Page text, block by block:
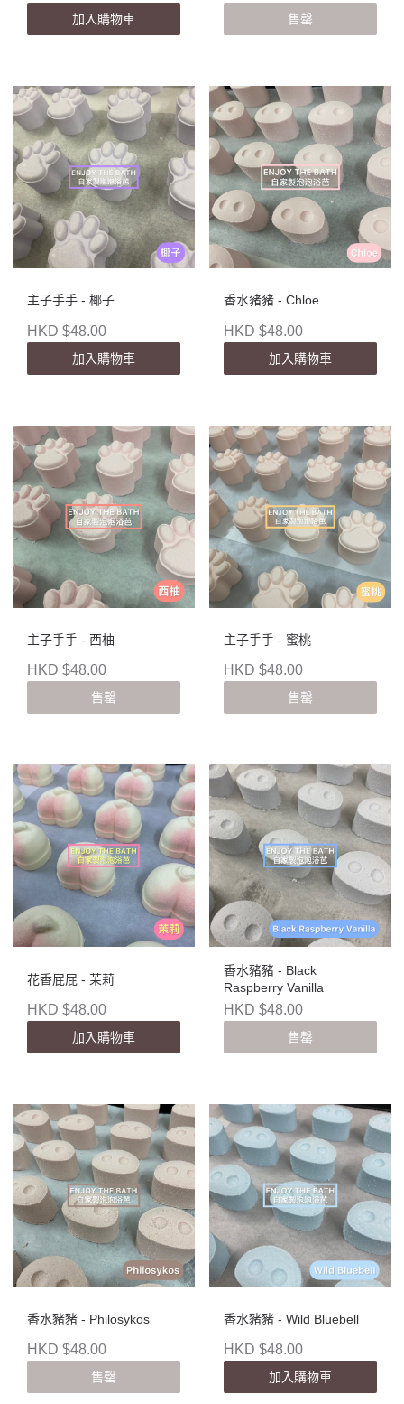
加入購物車 售罄
主子手手 - 椰子
HKD $48.00
加入購物車
香水豬豬 - Chloe
HKD $48.00
加入購物車
主子手手 - 西柚
HKD $48.00
售罄
主子手手 - 蜜桃
HKD $48.00
售罄
花香屁屁 - 茉莉
HKD $48.00
加入購物車
香水豬豬 - Black
Raspberry Vanilla
HKD $48.00
售罄
香水豬豬 - Philosykos
HKD $48.00
售罄
香水豬豬 - Wild Bluebell
HKD $48.00
加入購物車